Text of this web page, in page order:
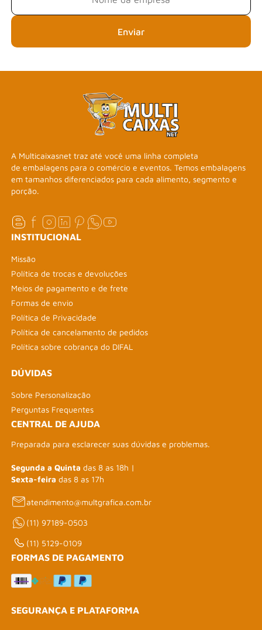
Enviar
A Multicaixasnet traz até você uma linha completa
de embalagens para o comércio e eventos. Temos embalagens
em tamanhos diferenciados para cada alimento, segmento e
porção.
INSTITUCIONAL
Missão
Política de trocas e devoluções
Meios de pagamento e de frete
Formas de envio
Política de Privacidade
Política de cancelamento de pedidos
Política sobre cobrança do DIFAL
DÚVIDAS
Sobre Personalização
Perguntas Frequentes
CENTRAL DE AJUDA
Preparada para esclarecer suas dúvidas e problemas.
Segunda a Quinta das 8 as 18h |
Sexta-feira das 8 as 17h
atendimento@multgrafica.com.br
(11) 97189-0503
(11) 5129-0109
FORMAS DE PAGAMENTO
SEGURANÇA E PLATAFORMA